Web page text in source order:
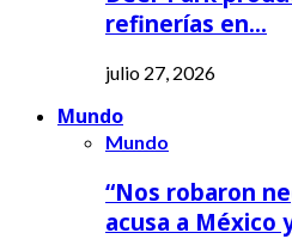
refinerías en…
julio 27, 2026
Mundo
Mundo
“Nos robaron
acusa a México